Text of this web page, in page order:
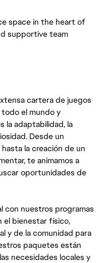
space in the heart of
supportive team
cartera de juegos
el mundo y
la adaptabilidad, la
Desde un
la creación de un
te animamos a
oportunidades de
nuestros programas
el bienestar físico,
y de la comunidad para
paquetes están
necesidades locales y